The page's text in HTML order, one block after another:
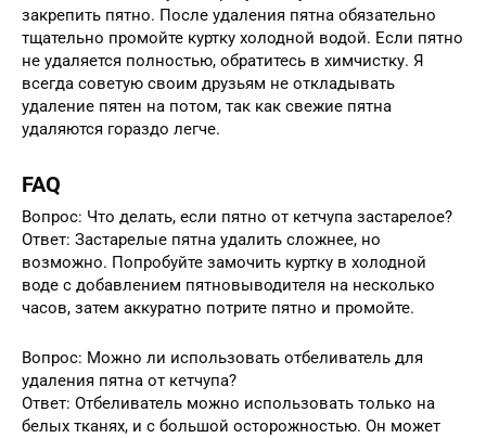
закрепить пятно. После удаления пятна обязательно
тщательно промойте куртку холодной водой. Если пятно
не удаляется полностью, обратитесь в химчистку. Я
всегда советую своим друзьям не откладывать
удаление пятен на потом, так как свежие пятна
удаляются гораздо легче.
FAQ
Вопрос: Что делать, если пятно от кетчупа застарелое?
Ответ: Застарелые пятна удалить сложнее, но
возможно. Попробуйте замочить куртку в холодной
воде с добавлением пятновыводителя на несколько
часов, затем аккуратно потрите пятно и промойте.
Вопрос: Можно ли использовать отбеливатель для
удаления пятна от кетчупа?
Ответ: Отбеливатель можно использовать только на
белых тканях, и с большой осторожностью. Он может